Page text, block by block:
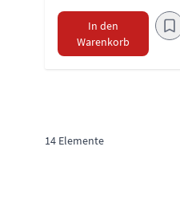
In den
Warenkorb
14 Elemente